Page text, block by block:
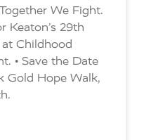
We Fight.
Keaton’s 29th
Childhood
• Save the Date
Gold Hope Walk,